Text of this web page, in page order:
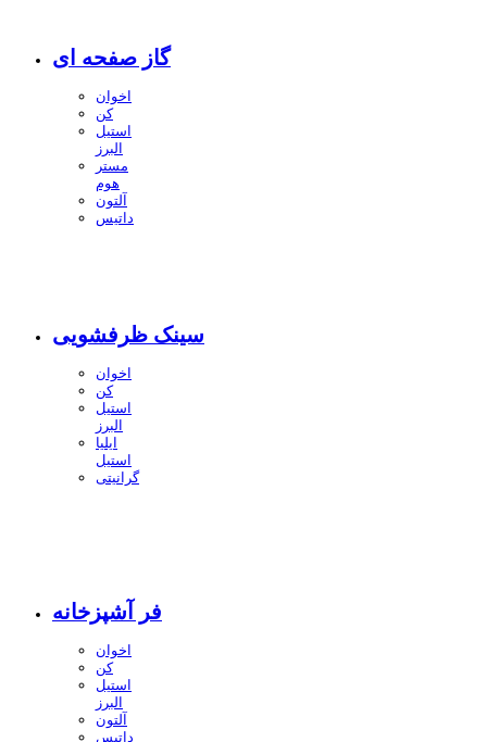
گاز صفحه ای
اخوان
کن
استیل
البرز
مستر
هوم
آلتون
داتیس
سینک ظرفشویی
اخوان
کن
استیل
البرز
ایلیا
استیل
گرانیتی
فر آشپزخانه
اخوان
کن
استیل
البرز
آلتون
داتیس